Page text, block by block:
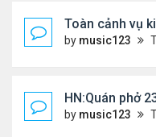
Toàn cảnh vụ
by music123 Thứ
HN:Quán phở
by music123 Thứ